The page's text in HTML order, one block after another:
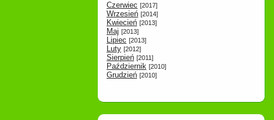
Czerwiec [2017]
Wrzesień [2014]
Kwiecień [2013]
Maj [2013]
Lipiec [2013]
Luty [2012]
Sierpień [2011]
Październik [2010]
Grudzień [2010]